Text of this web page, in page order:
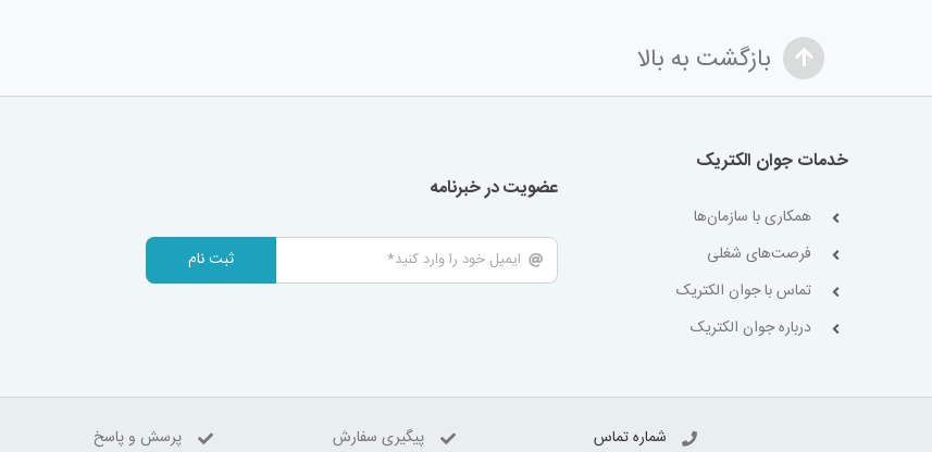
بازگشت به بالا
خدمات جوان الکتریک
همکاری با سازمان‌ها
فرصت‌های شغلی
تماس با جوان الکتریک
درباره جوان الکتریک
عضویت در خبرنامه
ثبت نام
شماره تماس پیگیری سفارش پرسش و پاسخ